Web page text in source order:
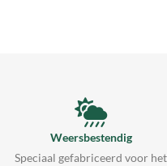
Weersbestendig
Speciaal gefabriceerd voor het